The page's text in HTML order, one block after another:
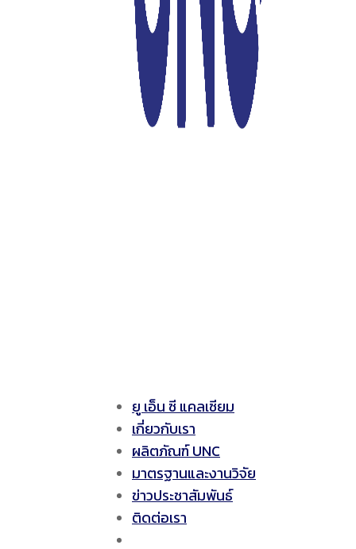
ยู เอ็น ซี แคลเซียม
เกี่ยวกับเรา
ผลิตภัณฑ์ UNC
มาตรฐานและงานวิจัย
ข่าวประชาสัมพันธ์
ติดต่อเรา